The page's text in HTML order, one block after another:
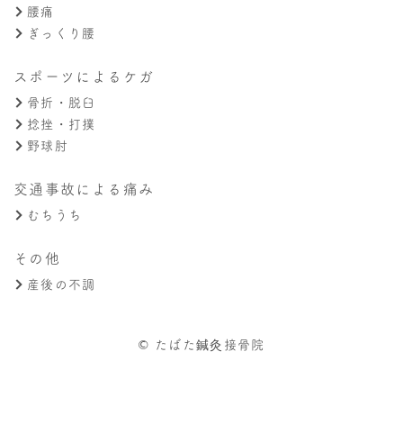
腰痛
ぎっくり腰
スポーツによるケガ
骨折・脱臼
捻挫・打撲
野球肘
交通事故による痛み
むちうち
その他
産後の不調
© たばた鍼灸接骨院